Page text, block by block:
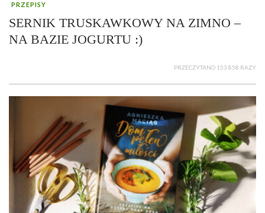
PRZEPISY
SERNIK TRUSKAWKOWY NA ZIMNO –
NA BAZIE JOGURTU :)
PRZECZYTANO 153 858 RAZY